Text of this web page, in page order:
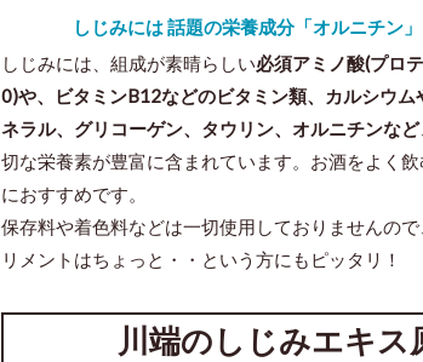
しじみには 話題の栄養成分「オルニチン
しじみには、組成が素晴らしい必須アミノ酸(プロ
0)や、ビタミンB12などのビタミン類、カルシウム
ネラル、グリコーゲン、タウリン、オルニチンなど
切な栄養素が豊富に含まれています。お酒をよく
におすすめで
保存料や着色料などは一切使用しておりませんの
リメントはちょっと・・という方にもピッタリ！
川端のしじみエキス